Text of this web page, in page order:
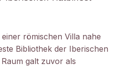
römischen Villa nahe
Bibliothek der Iberischen
galt zuvor als